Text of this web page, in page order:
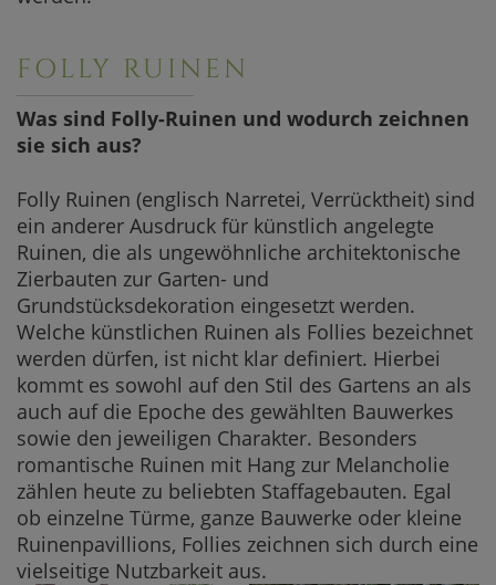
FOLLY RUINEN
Was sind Folly-Ruinen und wodurch zeichnen
sie sich aus?
Folly Ruinen (englisch Narretei, Verrücktheit) sind
ein anderer Ausdruck für künstlich angelegte
Ruinen, die als ungewöhnliche architektonische
Zierbauten zur Garten- und
Grundstücksdekoration eingesetzt werden.
Welche künstlichen Ruinen als Follies bezeichnet
werden dürfen, ist nicht klar definiert. Hierbei
kommt es sowohl auf den Stil des Gartens an als
auch auf die Epoche des gewählten Bauwerkes
sowie den jeweiligen Charakter. Besonders
romantische Ruinen mit Hang zur Melancholie
zählen heute zu beliebten Staffagebauten. Egal
ob einzelne Türme, ganze Bauwerke oder kleine
Ruinenpavillions, Follies zeichnen sich durch eine
vielseitige Nutzbarkeit aus.